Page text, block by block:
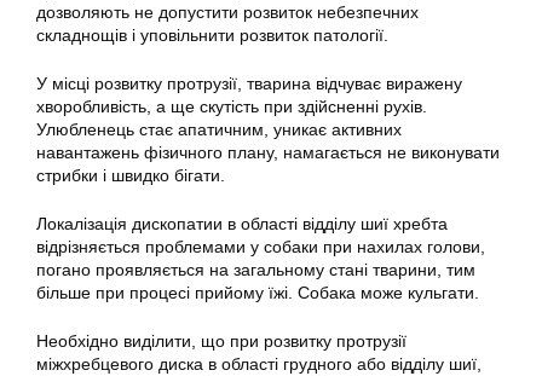
дозволяють не допустити розвиток небезпечних
складнощів і уповільнити розвиток патології.
У місці розвитку протрузії, тварина відчуває виражену
хворобливість, а ще скутість при здійсненні рухів.
Улюбленець стає апатичним, уникає активних
навантажень фізичного плану, намагається не виконувати
стрибки і швидко бігати.
Локалізація дископатии в області відділу шиї хребта
відрізняється проблемами у собаки при нахилах голови,
погано проявляється на загальному стані тварини, тим
більше при процесі прийому їжі. Собака може кульгати.
Необхідно виділити, що при розвитку протрузії
міжхребцевого диска в області грудного або відділу шиї,